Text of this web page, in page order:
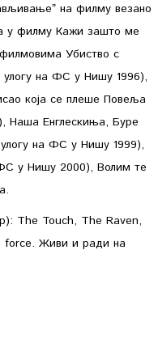
на филму везано
у филму Кажи зашто ме
Убиство с
на ФС у Нишу 1996),
која се плеше Повеља
Наша Енглескиња, Буре
на ФС у Нишу 1999),
у Нишу 2000), Волим те
The Touch, The Raven,
force. Живи и ради на